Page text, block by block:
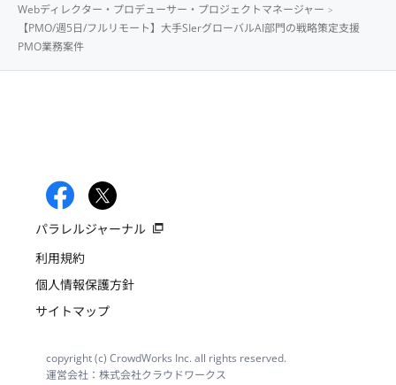
Webディレクター・プロデューサー・プロジェクトマネージャー
【PMO/週5日/フルリモート】大手SIerグローバルAI部門の戦略策定支援
PMO業務案件
パラレルジャーナル
利用規約
個人情報保護方針
サイトマップ
copyright (c) CrowdWorks Inc. all rights reserved.
運営会社：株式会社クラウドワークス